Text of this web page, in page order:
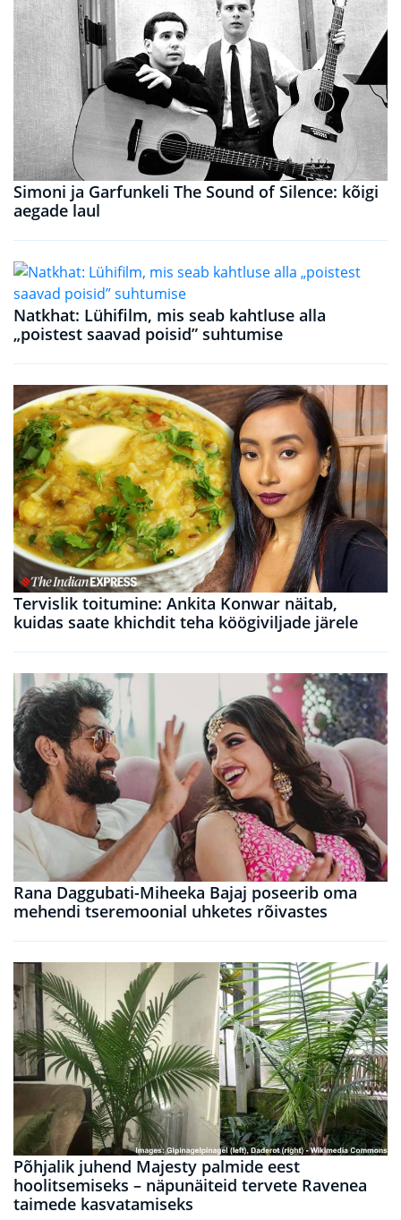
Simoni ja Garfunkeli The Sound of Silence: kõigi
aegade laul
Natkhat: Lühifilm, mis seab kahtluse alla
„poistest saavad poisid” suhtumise
Tervislik toitumine: Ankita Konwar näitab,
kuidas saate khichdit teha köögiviljade järele
Rana Daggubati-Miheeka Bajaj poseerib oma
mehendi tseremoonial uhketes rõivastes
Põhjalik juhend Majesty palmide eest
hoolitsemiseks – näpunäiteid tervete Ravenea
taimede kasvatamiseks